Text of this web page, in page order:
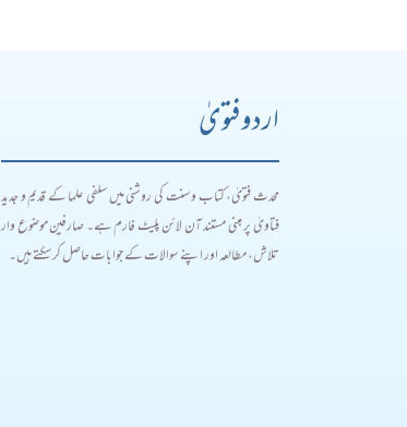
اردو فتویٰ
محدث فتویٰ، کتاب و سنت کی روشنی میں سلفی علما کے قدیم و جدید
فتاویٰ پر مبنی مستند آن لائن پلیٹ فارم ہے۔ صارفین موضوع وار
تلاش، مطالعہ اور اپنے سوالات کے جوابات حاصل کر سکتے ہیں۔